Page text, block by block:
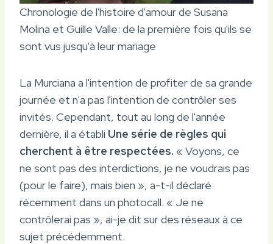
Chronologie de l'histoire d'amour de Susana
Molina et Guille Valle: de la première fois qu'ils se
sont vus jusqu'à leur mariage
La Murciana a l'intention de profiter de sa grande
journée et n'a pas l'intention de contrôler ses
invités. Cependant, tout au long de l'année
dernière, il a établi Une série de règles qui
cherchent à être respectées. « Voyons, ce
ne sont pas des interdictions, je ne voudrais pas
(pour le faire), mais bien », a-t-il déclaré
récemment dans un photocall. « Je ne
contrôlerai pas », ai-je dit sur des réseaux à ce
sujet précédemment.